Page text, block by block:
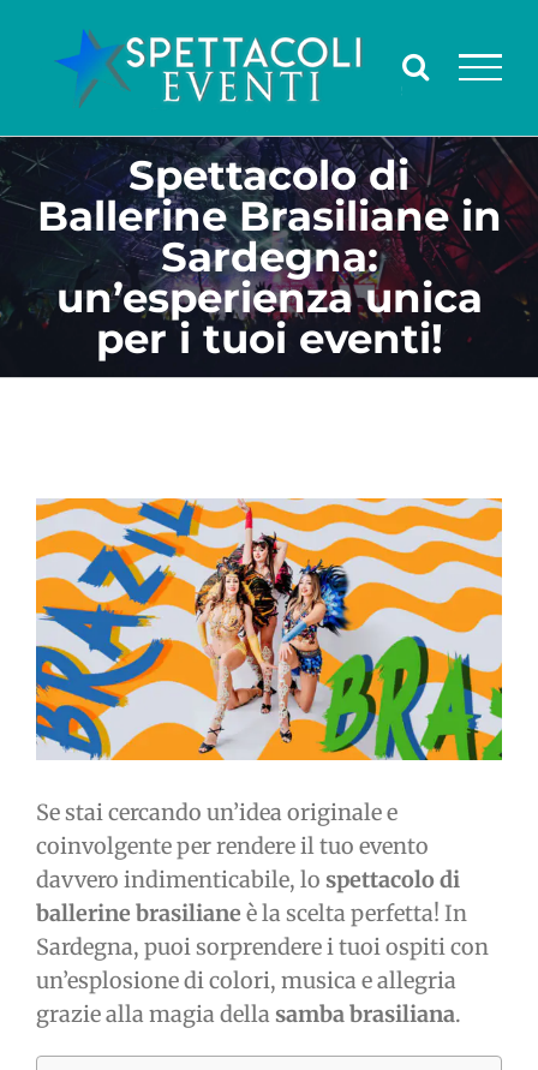
contenuto
Spettacolo di
Ballerine Brasiliane in
Sardegna:
un’esperienza unica
per i tuoi eventi!
Ingrandisci
immagine
Se stai cercando un’idea originale e
coinvolgente per rendere il tuo evento
davvero indimenticabile, lo spettacolo di
ballerine brasiliane è la scelta perfetta! In
Sardegna, puoi sorprendere i tuoi ospiti con
un’esplosione di colori, musica e allegria
grazie alla magia dellasamba brasiliana.